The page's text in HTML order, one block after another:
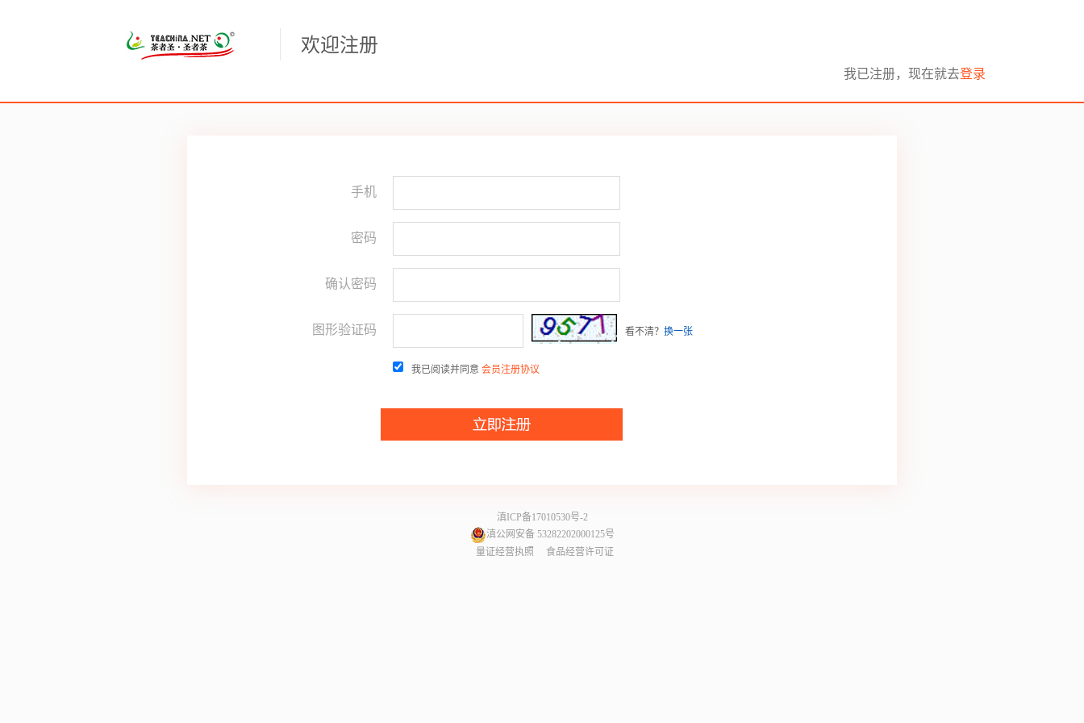
欢迎注册
我已注册，现在就去登录
手机
密码
确认密码
图形验证码 看不清？ 换一张
我已阅读并同意 会员注册协议
滇ICP备17010530号-2
滇公网安备 53282202000125号
量证经营执照
食品经营许可证